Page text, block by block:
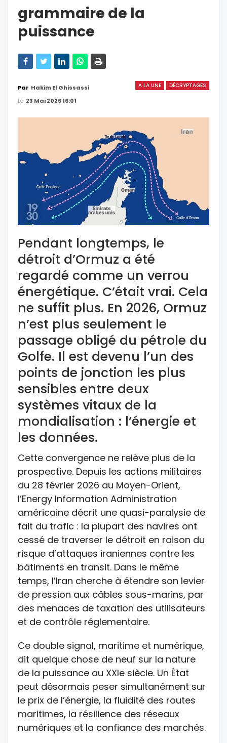
grammaire de la
puissance
A LA UNE DÉCRYPTAGES
Par Hakim El Ghissassi
Le 23 Mai 2026 16:01
Pendant longtemps, le
détroit d’Ormuz a été
regardé comme un verrou
énergétique. C’était vrai. Cela
ne suffit plus. En 2026, Ormuz
n’est plus seulement le
passage obligé du pétrole du
Golfe. Il est devenu l’un des
points de jonction les plus
sensibles entre deux
systèmes vitaux de la
mondialisation : l’énergie et
les données.
Cette convergence ne relève plus de la
prospective. Depuis les actions militaires
du 28 février 2026 au Moyen-Orient,
l’Energy Information Administration
américaine décrit une quasi-paralysie de
fait du trafic : la plupart des navires ont
cessé de traverser le détroit en raison du
risque d’attaques iraniennes contre les
bâtiments en transit. Dans le même
temps, l’Iran cherche à étendre son levier
de pression aux câbles sous-marins, par
des menaces de taxation des utilisateurs
et de contrôle réglementaire.
Ce double signal, maritime et numérique,
dit quelque chose de neuf sur la nature
de la puissance au XXIe siècle. Un État
peut désormais peser simultanément sur
le prix de l’énergie, la fluidité des routes
maritimes, la résilience des réseaux
numériques et la confiance des marchés.